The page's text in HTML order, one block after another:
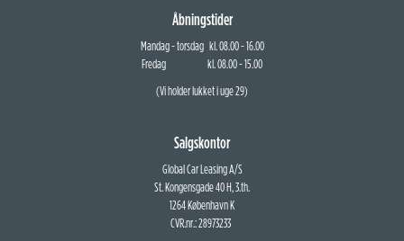
Åbningstider
Mandag - torsdag kl. 08.00 - 16.00
Fredag kl. 08.00 - 15.00
(Vi holder lukket i uge 29)
Salgskontor
Global Car Leasing A/S
St. Kongensgade 40 H, 3.th.
1264 København K
CVR.nr.: 28973233